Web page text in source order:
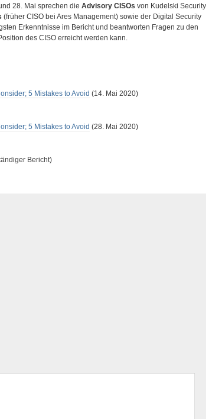
28. Mai sprechen die Advisory CISOs von Kudelski Security
(früher CISO bei Ares Management) sowie der Digital Security
Erkenntnisse im Bericht und beantworten Fragen zu den
des CISO erreicht werden kann.
5 Mistakes to Avoid (14. Mai 2020)
5 Mistakes to Avoid (28. Mai 2020)
Bericht)